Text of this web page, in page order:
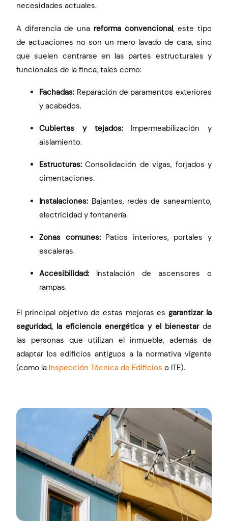
necesidades actuales.
A diferencia de una reforma convencional, este tipo
de actuaciones no son un mero lavado de cara, sino
que suelen centrarse en las partes estructurales y
funcionales de la finca, tales como:
Fachadas: Reparación de paramentos exteriores
y acabados.
Cubiertas y tejados:Impermeabilización y
aislamiento.
Estructuras: Consolidación de vigas, forjados y
cimentaciones.
Instalaciones: Bajantes, redes de saneamiento,
electricidad y fontanería.
Zonas comunes:Patios interiores, portales y
escaleras.
Accesibilidad: Instalación de ascensores o
rampas.
El principal objetivo de estas mejoras esgarantizar la
seguridad, la eficiencia energética y el bienestarde
las personas que utilizan el inmueble, además de
adaptar los edificios antiguos a la normativa vigente
(como la Inspección Técnica de Edificios o ITE).